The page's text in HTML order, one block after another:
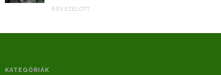
6 ÉV EZELŐTT
KATEGÓRIÁK